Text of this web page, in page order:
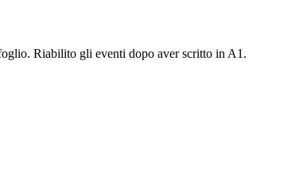
Riabilito gli eventi dopo aver scritto in A1.